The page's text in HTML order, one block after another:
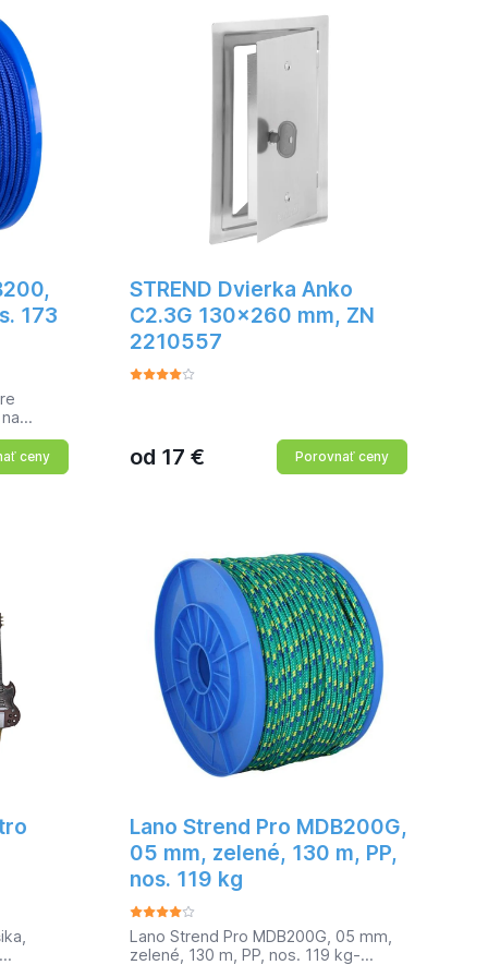
mm
173
z
vodu a
ceny
STREND Dvierka Anko
C2.3G 130x260 mm, ZN
2210557
od 17 € Porovnať ceny
Lano Strend Pro MDB200G,
05 mm, zelené, 130 m, PP,
nos. 119 kg
Lano Strend Pro MDB200G, 05 mm,
zelené, 130 m, PP, nos. 119 kg-